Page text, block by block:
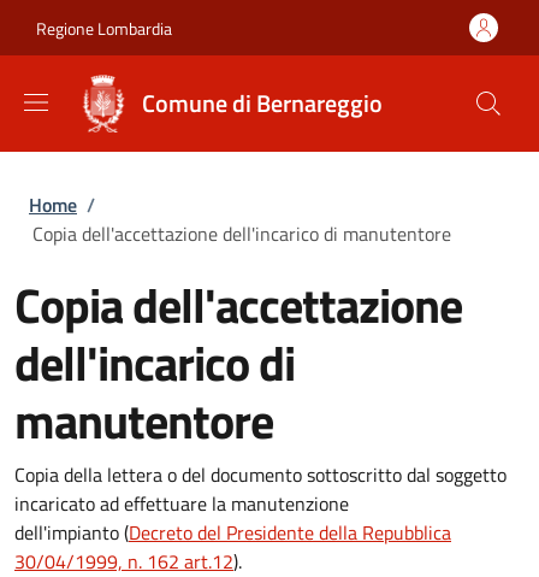
Regione Lombardia
Comune di Bernareggio
Briciole di pane
Home /
Copia dell'accettazione dell'incarico di manutentore
Copia dell'accettazione
dell'incarico di
manutentore
Copia della lettera o del documento sottoscritto dal soggetto
incaricato ad effettuare la manutenzione
dell'impianto (Decreto del Presidente della Repubblica
30/04/1999, n. 162 art.12).